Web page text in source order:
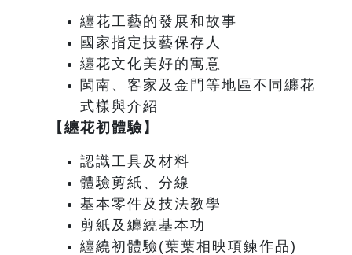
纏花工藝的發展和故事
國家指定技藝保存人
纏花文化美好的寓意
閩南、客家及金門等地區不同纏花
式樣與介紹
【纏花初體驗】
認識工具及材料
體驗剪紙、分線
基本零件及技法教學
剪紙及纏繞基本功
纏繞初體驗(葉葉相映項鍊作品)